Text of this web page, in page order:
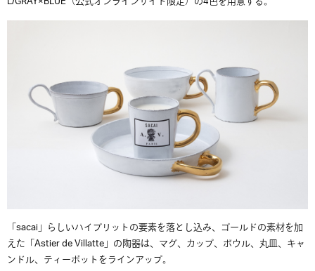
「sacai」らしいハイブリットの要素を落とし込み、ゴールドの素材を加
えた「Astier de Villatte」の陶器は、マグ、カップ、ボウル、丸皿、キャ
ンドル、ティーポットをラインアップ。